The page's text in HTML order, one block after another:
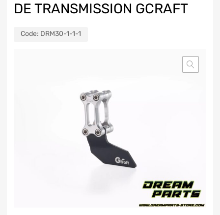
DE TRANSMISSION GCRAFT
Code: DRM30-1-1-1